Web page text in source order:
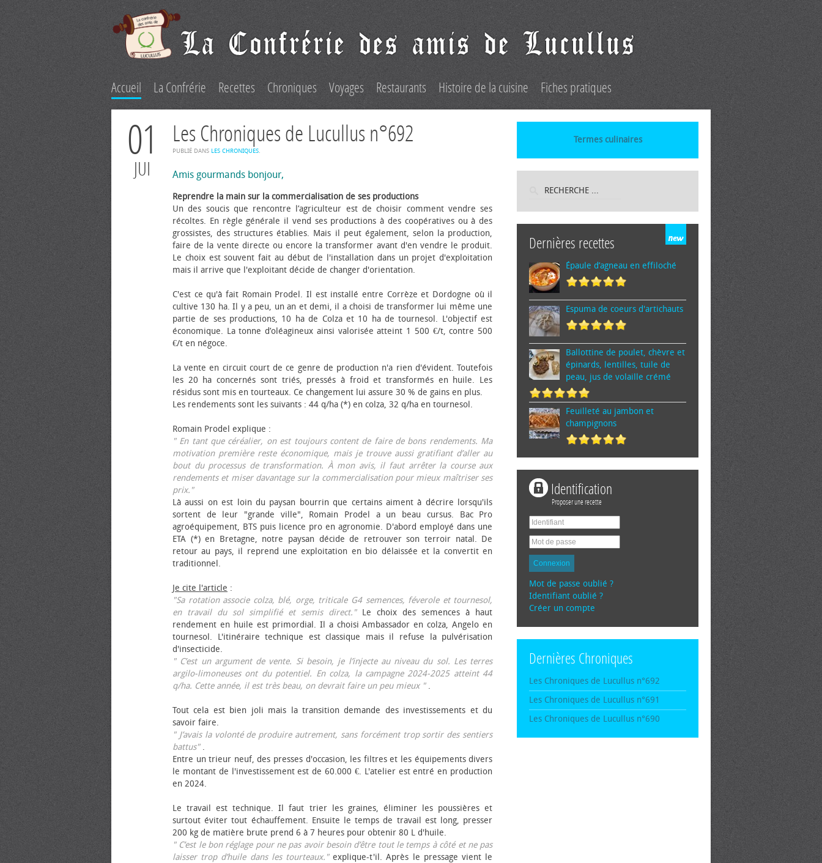
Accueil La Confrérie Recettes Chroniques Voyages Restaurants Histoire de la cuisine Fiches pratiques
01
JUI
Les Chroniques de Lucullus n°692
PUBLIÉ DANS LES CHRONIQUES.
Amis gourmands bonjour,
Reprendre la main sur la commercialisation de ses productions
Un des soucis que rencontre l’agriculteur est de choisir comment vendre ses
récoltes. En règle générale il vend ses productions à des coopératives ou à des
grossistes, des structures établies. Mais il peut également, selon la production,
faire de la vente directe ou encore la transformer avant d'en vendre le produit.
Le choix est souvent fait au début de l'installation dans un projet d'exploitation
mais il arrive que l'exploitant décide de changer d'orientation.
C'est ce qu'à fait Romain Prodel. Il est installé entre Corrèze et Dordogne où il
cultive 130 ha. Il y a peu, un an et demi, il a choisi de transformer lui même une
partie de ses productions, 10 ha de Colza et 10 ha de tournesol. L'objectif est
économique. La tonne d’oléagineux ainsi valorisée atteint 1 500 €/t, contre 500
€/t en négoce.
La vente en circuit court de ce genre de production n'a rien d'évident. Toutefois
les 20 ha concernés sont triés, pressés à froid et transformés en huile. Les
résidus sont mis en tourteaux. Ce changement lui assure 30 % de gains en plus.
Les rendements sont les suivants : 44 q/ha (*) en colza, 32 q/ha en tournesol.
Romain Prodel explique :
" En tant que céréalier, on est toujours content de faire de bons rendements. Ma
motivation première reste économique, mais je trouve aussi gratifiant d’aller au
bout du processus de transformation. À mon avis, il faut arrêter la course aux
rendements et miser davantage sur la commercialisation pour mieux maîtriser ses
prix."
Là aussi on est loin du paysan bourrin que certains aiment à décrire lorsqu'ils
sortent de leur "grande ville", Romain Prodel a un beau cursus. Bac Pro
agroéquipement, BTS puis licence pro en agronomie. D'abord employé dans une
ETA (*) en Bretagne, notre paysan décide de retrouver son terroir natal. De
retour au pays, il reprend une exploitation en bio délaissée et la convertit en
traditionnel.
Je cite l'article :
"Sa rotation associe colza, blé, orge, triticale G4 semences, féverole et tournesol,
en travail du sol simplifié et semis direct."Le choix des semences à haut
rendement en huile est primordial. Il a choisi Ambassador en colza, Angelo en
tournesol. L'itinéraire technique est classique mais il refuse la pulvérisation
d'insecticide.
" C’est un argument de vente. Si besoin, je l’injecte au niveau du sol. Les terres
argilo-limoneuses ont du potentiel. En colza, la campagne 2024-2025 atteint 44
q/ha. Cette année, il est très beau, on devrait faire un peu mieux ".
Tout cela est bien joli mais la transition demande des investissements et du
savoir faire.
" J’avais la volonté de produire autrement, sans forcément trop sortir des sentiers
battus".
Entre un trieur neuf, des presses d'occasion, les filtres et les équipements divers
le montant de l'investissement est de 60.000 €. L'atelier est entré en production
en 2024.
Le travail est technique. Il faut trier les graines, éliminer les poussières et
surtout éviter tout échauffement. Ensuite le temps de travail est long, presser
200 kg de matière brute prend 6 à 7 heures pour obtenir 80 L d'huile.
" C’est le bon réglage pour ne pas avoir besoin d’être tout le temps à côté et ne pas
laisser trop d’huile dans les tourteaux."explique-t'il. Après le pressage vient le
Termes culinaires
Dernières recettes
Épaule d’agneau en effiloché
Espuma de cœurs d'artichauts
Ballottine de poulet, chèvre et
épinards, lentilles, tuile de
peau, jus de volaille crémé
Feuilleté au jambon et
champignons
Identification
Proposer une recette
Connexion
Mot de passe oublié ?
Identifiant oublié ?
Créer un compte
Dernières Chroniques
Les Chroniques de Lucullus n°692
Les Chroniques de Lucullus n°691
Les Chroniques de Lucullus n°690